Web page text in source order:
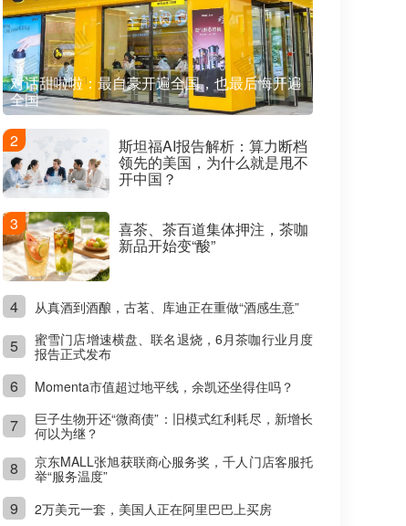
对话甜啦啦：最自豪开遍全国，也最后悔开遍
全国
斯坦福AI报告解析：算力断档
领先的美国，为什么就是甩不
开中国？
2
喜茶、茶百道集体押注，茶咖
新品开始变“酸”
3
4 从真酒到酒酿，古茗、库迪正在重做“酒感生意”
5
蜜雪门店增速横盘、联名退烧，6月茶咖行业月度
报告正式发布
6 Momenta市值超过地平线，余凯还坐得住吗？
7
巨子生物开还“微商债”：旧模式红利耗尽，新增长
何以为继？
8
京东MALL张旭获联商心服务奖，千人门店客服托
举“服务温度”
9 2万美元一套，美国人正在阿里巴巴上买房